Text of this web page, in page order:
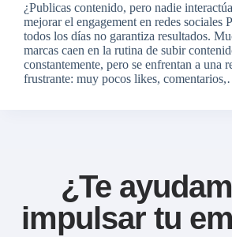
¿Publicas contenido, pero nadie
mejorar el engagement en redes sociales
todos los días no garantiza resultados.
marcas caen en la rutina de subir
constantemente, pero se enfrentan a una
frustrante: muy pocos likes,
¿Te
impulsar tu